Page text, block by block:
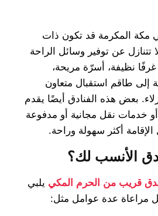
في مكة المكرمة قد تكون ذات
تتنازل عن توفير وسائل الراحة
نظيفة، أسرّة مريحة،
إلى طاقم استقبال متعاون
بعض هذه الفنادق أيضًا يقدم
خدمات نقل مجانية أو مدفوعة
أكثر سهولة وراحة.
الأنسب لك؟
قريب من الحرم المكي يلبي
مراعاة عدة عوامل مثل: